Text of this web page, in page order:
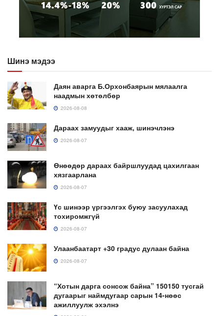
Шинэ мэдээ
Даян аварга Б.Орхонбаярын мялаалга
наадмын хөтөлбөр
2026-08-08
Дараах замуудыг хааж, шинэчлэнэ
2026-08-07
Өнөөдөр дараах байршлуудад цахилгаан
хязгаарлана
2026-08-07
Үс шинээр үргээлгэх буюу засуулахад
тохиромжгүй
2026-08-07
Улаанбаатарт +30 градус дулаан байна
2026-08-07
“Хотын дарга сонсож байна” 150150 тусгай
дугаарыг наймдугаар сарын 14-нөөс
ажиллуулж эхэлнэ